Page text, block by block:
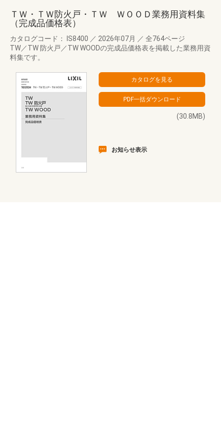
ＴＷ・ＴＷ防火戸・ＴＷ ＷＯＯＤ業務用資料集
（完成品価格表）
カタログコード： IS8400 ／ 2026年07月 ／ 全764ページ
TW／TW 防火戸／TW WOODの完成品価格表を掲載した業務用資
料集です。
(30.8MB)
お知らせ表示